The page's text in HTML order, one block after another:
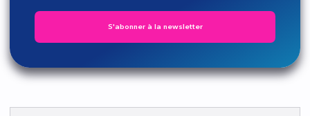
S'abonner à la newsletter